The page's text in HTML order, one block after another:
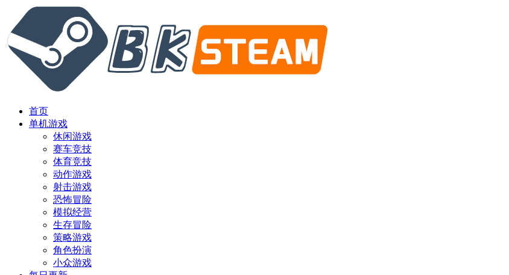
首页
单机游戏
休闲游戏
赛车竞技
体育竞技
动作游戏
射击游戏
恐怖冒险
模拟经营
生存冒险
策略游戏
角色扮演
小众游戏